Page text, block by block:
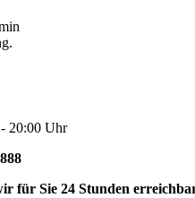
20:00 Uhr
für Sie 24 Stunden